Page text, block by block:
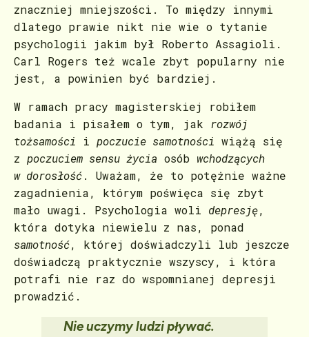
znaczniej mniejszości. To między innymi
dlatego prawie nikt nie wie o tytanie
psychologii jakim był Roberto Assagioli.
Carl Rogers też wcale zbyt popularny nie
jest, a powinien być bardziej.
W ramach pracy magisterskiej robiłem
badania i pisałem o tym, jak rozwój
tożsamości i poczucie samotności wiążą się
z poczuciem sensu życia osób wchodzących
w dorosłość. Uważam, że to potężnie ważne
zagadnienia, którym poświęca się zbyt
mało uwagi. Psychologia woli depresję,
która dotyka niewielu z nas, ponad
samotność, której doświadczyli lub jeszcze
doświadczą praktycznie wszyscy, i która
potrafi nie raz do wspomnianej depresji
prowadzić.
Nie uczymy ludzi pływać.